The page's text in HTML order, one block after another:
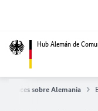
Hub Alemán de
Enlaces sobre Alemania